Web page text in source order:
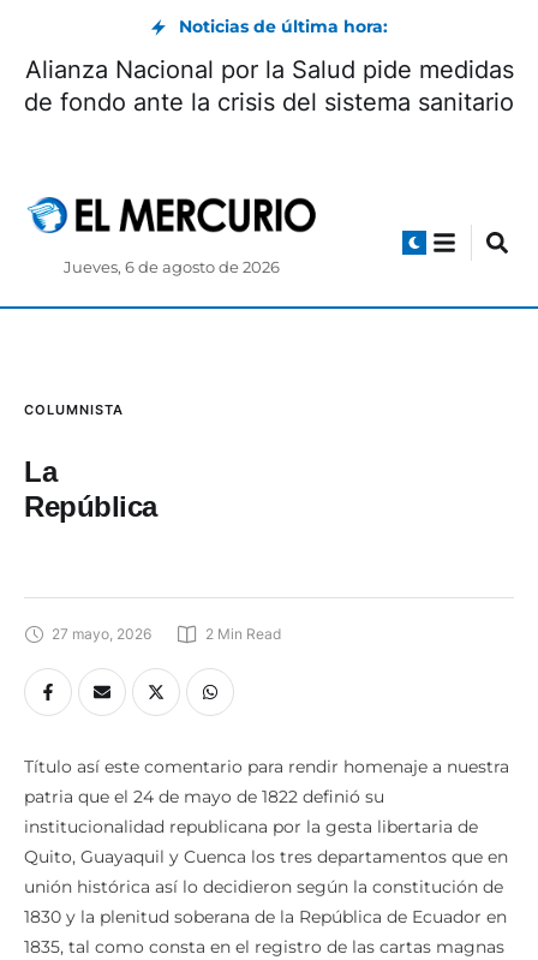
Noticias de última hora:
Alianza Nacional por la Salud pide medidas
de fondo ante la crisis del sistema sanitario
Jueves, 6 de agosto de 2026
COLUMNISTA
La
República
27 mayo, 2026 2 Min Read
Título así este comentario para rendir homenaje a nuestra
patria que el 24 de mayo de 1822 definió su
institucionalidad republicana por la gesta libertaria de
Quito, Guayaquil y Cuenca los tres departamentos que en
unión histórica así lo decidieron según la constitución de
1830 y la plenitud soberana de la República de Ecuador en
1835, tal como consta en el registro de las cartas magnas